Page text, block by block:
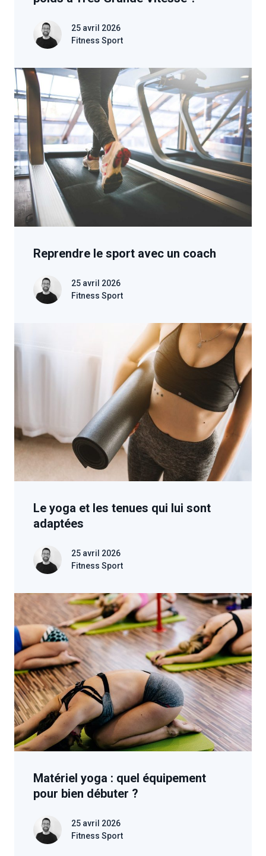
25 avril 2026
Fitness Sport
Reprendre le sport avec un coach
25 avril 2026
Fitness Sport
Le yoga et les tenues qui lui sont
adaptées
25 avril 2026
Fitness Sport
Matériel yoga : quel équipement
pour bien débuter ?
25 avril 2026
Fitness Sport